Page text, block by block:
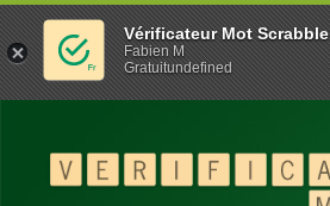
Vérificateur Mot Scrabble
Fabien M
Gratuitundefined